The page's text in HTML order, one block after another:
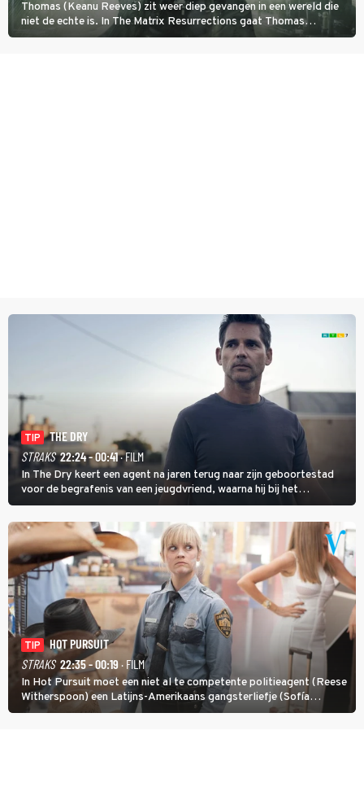
Thomas (Keanu Reeves) zit weer diep gevangen in een wereld die
niet de echte is. In The Matrix Resurrections gaat Thomas
proberen uit deze schijnwereld te ontsnappen.
TIP
THE DRY
STRAKS 22:24 - 00:41· FILM
In The Dry keert een agent na jaren terug naar zijn geboortestad
voor de begrafenis van een jeugdvriend, waarna hij bij het
onderzoeken van diens dood een verband begint te vermoeden
met een oude zaak.
TIP
HOT PURSUIT
STRAKS 22:35 - 00:19 · FILM
In Hot Pursuit moet een niet al te competente politieagent (Reese
Witherspoon) een Latijns-Amerikaans gangsterliefje (Sofía
Vergara) beschermen tegen corrupte agenten en moordlustige